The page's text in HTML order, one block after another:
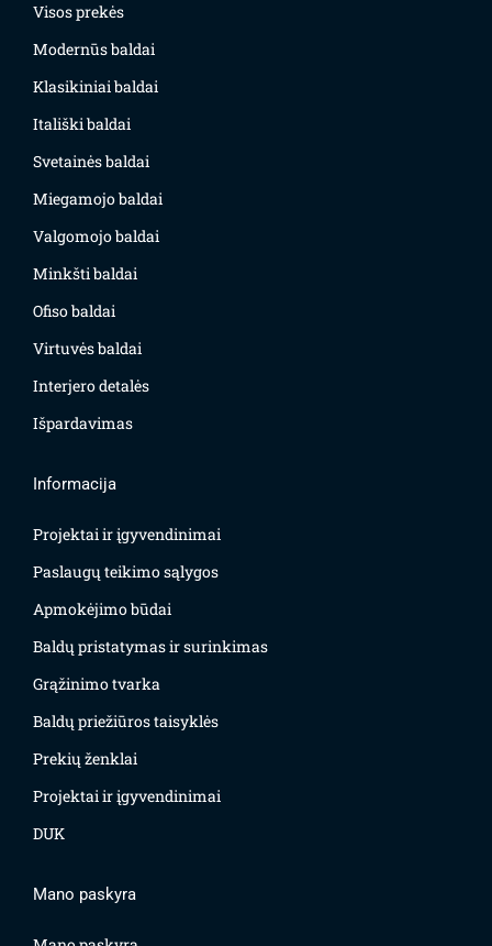
Visos prekės
Modernūs baldai
Klasikiniai baldai
Itališki baldai
Svetainės baldai
Miegamojo baldai
Valgomojo baldai
Minkšti baldai
Ofiso baldai
Virtuvės baldai
Interjero detalės
Išpardavimas
Informacija
Projektai ir įgyvendinimai
Paslaugų teikimo sąlygos
Apmokėjimo būdai
Baldų pristatymas ir surinkimas
Grąžinimo tvarka
Baldų priežiūros taisyklės
Prekių ženklai
Projektai ir įgyvendinimai
DUK
Mano paskyra